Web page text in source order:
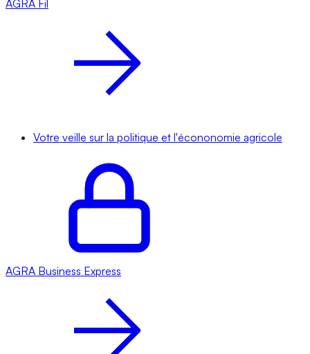
AGRA Fil
Votre veille sur la politique et l'écononomie agricole
AGRA Business Express